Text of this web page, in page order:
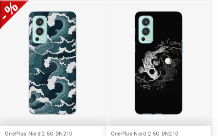
OnePlus Nord 2 5G DN210 OnePlus Nord 2 5G DN210